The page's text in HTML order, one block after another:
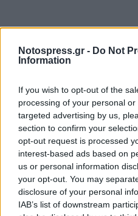
Notospress.gr - Do Not
Information
If you wish to opt-out of the
processing of your personal
targeted advertising by us,
section to confirm your
opt-out request is processed
interest-based ads based on
us or personal information
your opt-out. You may
disclosure of your personal
IAB’s list of downstream